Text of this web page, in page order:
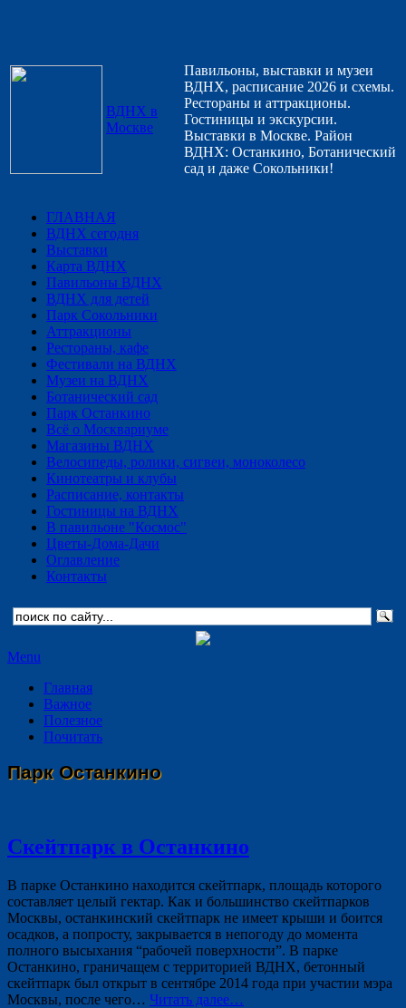
ВДНХ в
Москве
Павильоны, выставки и музеи
ВДНХ, расписание 2026 и схемы.
Рестораны и аттракционы.
Гостиницы и экскурсии.
Выставки в Москве. Район
ВДНХ: Останкино, Ботанический
сад и даже Сокольники!
ГЛАВНАЯ
ВДНХ сегодня
Выставки
Карта ВДНХ
Павильоны ВДНХ
ВДНХ для детей
Парк Сокольники
Аттракционы
Рестораны, кафе
Фестивали на ВДНХ
Музеи на ВДНХ
Ботанический сад
Парк Останкино
Всё о Москвариуме
Магазины ВДНХ
Велосипеды, ролики, сигвеи, моноколесо
Кинотеатры и клубы
Расписание, контакты
Гостиницы на ВДНХ
В павильоне "Космос"
Цветы-Дома-Дачи
Оглавление
Контакты
Menu
Главная
Важное
Полезное
Почитать
Парк Останкино
Скейтпарк в Останкино
В парке Останкино находится скейтпарк, площадь которого
составляет целый гектар. Как и большинство скейтпарков
Москвы, останкинский скейтпарк не имеет крыши и боится
осадков, а попросту, закрывается в непогоду до момента
полного высыхания “рабочей поверхности”. В парке
Останкино, граничащем с территорией ВДНХ, бетонный
скейтпарк был открыт в сентябре 2014 года при участии мэра
Москвы, после чего… Читать далее…